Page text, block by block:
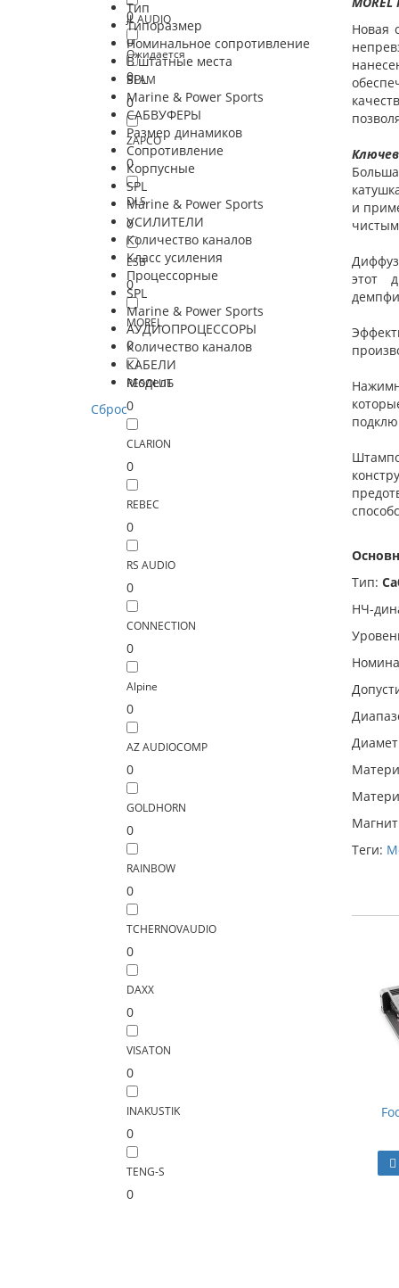
JL AUDIO
0
BLAM
0
ZAPCO
0
DLS
0
ESB
0
MOREL
0
RESOLUT
0
CLARION
0
REBEC
0
RS AUDIO
0
CONNECTION
0
Alpine
0
AZ AUDIOCOMP
0
GOLDHORN
0
RAINBOW
0
TCHERNOVAUDIO
0
DAXX
0
VISATON
0
INAKUSTIK
0
TENG-S
0
0
Ожидается
0
Тип
Типоразмер
Номинальное сопротивление
В штатные места
SPL
Marine & Power Sports
САБВУФЕРЫ
Размер динамиков
Сопротивление
Корпусные
SPL
Marine & Power Sports
УСИЛИТЕЛИ
Количество каналов
Класс усиления
Процессорные
SPL
Marine & Power Sports
АУДИОПРОЦЕССОРЫ
Количество каналов
КАБЕЛИ
Модель
Сброс
Новая
и
этот
Тип:
НЧ-
Теги: